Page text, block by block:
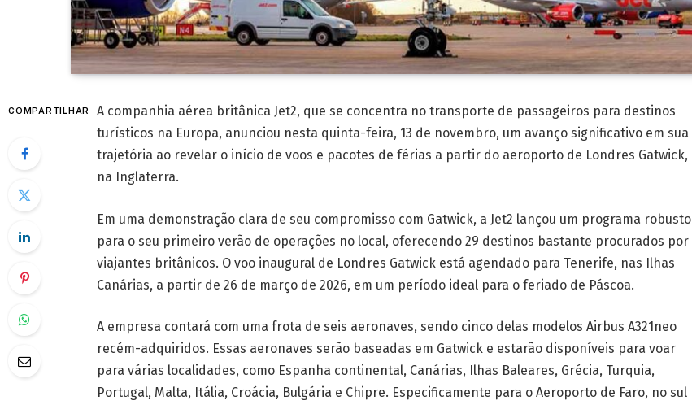
COMPARTILHAR
A companhia aérea britânica Jet2, que se concentra no transporte de passageiros para destinos
turísticos na Europa, anunciou nesta quinta-feira, 13 de novembro, um avanço significativo em sua
trajetória ao revelar o início de voos e pacotes de férias a partir do aeroporto de Londres Gatwick,
na Inglaterra.
Em uma demonstração clara de seu compromisso com Gatwick, a Jet2 lançou um programa robusto
para o seu primeiro verão de operações no local, oferecendo 29 destinos bastante procurados por
viajantes britânicos. O voo inaugural de Londres Gatwick está agendado para Tenerife, nas Ilhas
Canárias, a partir de 26 de março de 2026, em um período ideal para o feriado de Páscoa.
A empresa contará com uma frota de seis aeronaves, sendo cinco delas modelos Airbus A321neo
recém-adquiridos. Essas aeronaves serão baseadas em Gatwick e estarão disponíveis para voar
para várias localidades, como Espanha continental, Canárias, Ilhas Baleares, Grécia, Turquia,
Portugal, Malta, Itália, Croácia, Bulgária e Chipre. Especificamente para o Aeroporto de Faro, no sul